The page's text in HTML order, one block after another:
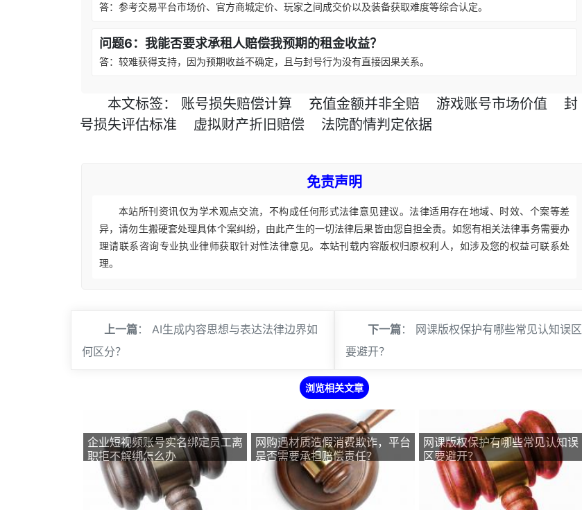
答：参考交易平台市场价、官方商城定价、玩家之间成交价以及装备获取难度等综合认定。
问题6：我能否要求承租人赔偿我预期的租金收益？
答：较难获得支持，因为预期收益不确定，且与封号行为没有直接因果关系。
本文标签： 账号损失赔偿计算 充值金额并非全赔 游戏账号市场价值
封
号损失评估标准
虚拟财产折旧赔偿 法院酌情判定依据
免责声明
本站所刊资讯仅为学术观点交流，不构成任何形式法律意见建议。法律适用存在地域、时效、个案等差
异，请勿生搬硬套处理具体个案纠纷，由此产生的一切法律后果皆由您自担全责。如您有相关法律事务需要办
理请联系咨询专业执业律师获取针对性法律意见。本站刊载内容版权归原权利人，如涉及您的权益可联系处
理。
上一篇： AI生成内容思想与表达法律边界如
何区分？
下一篇： 网课版权保护有哪些常见认知误区
要避开？
浏览相关文章
企业短视频账号实名绑定员工离
职拒不解绑怎么办
网购遇材质造假消费欺诈，平台
是否需要承担赔偿责任？
网课版权保护有哪些常见认知误
区要避开？